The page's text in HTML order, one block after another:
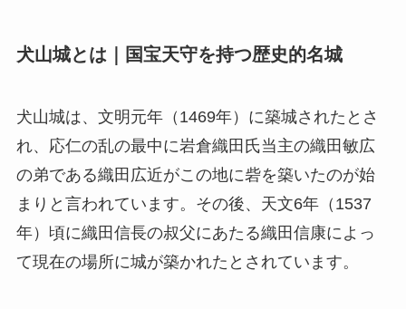
犬山城とは｜国宝天守を持つ歴史的名城
犬山城は、文明元年（1469年）に築城されたとさ
れ、応仁の乱の最中に岩倉織田氏当主の織田敏広
の弟である織田広近がこの地に砦を築いたのが始
まりと言われています。その後、天文6年（1537
年）頃に織田信長の叔父にあたる織田信康によっ
て現在の場所に城が築かれたとされています。